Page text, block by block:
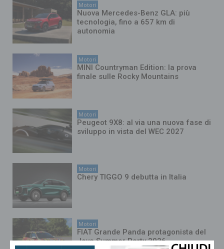
Motori
Nuova Mercedes-Benz GLA: più
tecnologia, fino a 657 km di
autonomia
Motori
MINI Countryman Edition: la prova
finale sulle Rocky Mountains
Motori
Peugeot 9X8: al via una nuova fase di
sviluppo in vista del WEC 2027
Motori
Chery TIGGO 9 debutta in Italia
Motori
FIAT Grande Panda protagonista del
Jova Summer Party 2026